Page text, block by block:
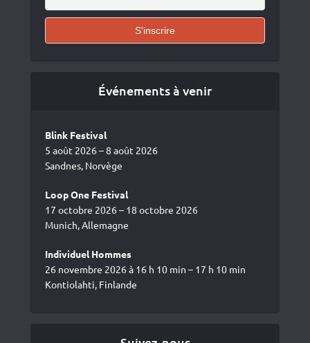
Événements à venir
Blink Festival
5 août 2026 – 8 août 2026
Sandnes, Norvège
Loop One Festival
17 octobre 2026 – 18 octobre 2026
Munich, Allemagne
Individuel Hommes
26 novembre 2026 à 16 h 10 min – 17 h 10 min
Kontiolahti, Finlande